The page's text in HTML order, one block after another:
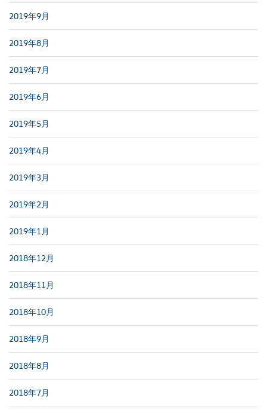
2019年9月
2019年8月
2019年7月
2019年6月
2019年5月
2019年4月
2019年3月
2019年2月
2019年1月
2018年12月
2018年11月
2018年10月
2018年9月
2018年8月
2018年7月